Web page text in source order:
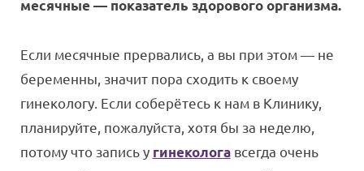
месячные — показатель здорового организма.
Если месячные прервались, а вы при этом — не
беременны, значит пора сходить к своему
гинекологу. Если соберётесь к нам в Клинику,
планируйте, пожалуйста, хотя бы за неделю,
потому что запись у гинекологавсегда очень